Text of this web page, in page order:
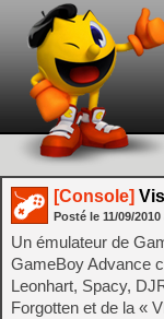
[Console]
Posté le 11/09/2010
Un émulateur de
GameBoy Advance
Leonhart, Spacy,
Forgotten et de la «